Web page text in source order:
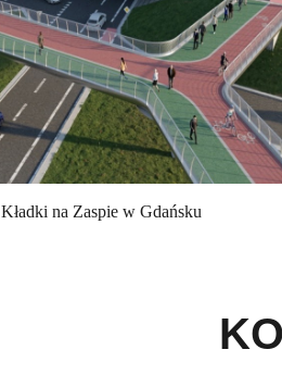
Kładki na Zaspie w Gdańsku